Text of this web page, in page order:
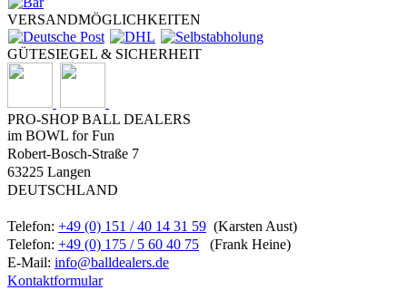
VERSANDMÖGLICHKEITEN
GÜTESIEGEL & SICHERHEIT
PRO-SHOP BALL DEALERS
im BOWL for Fun
Robert-Bosch-Straße 7
63225 Langen
DEUTSCHLAND
Telefon: +49 (0) 151 / 40 14 31 59 (Karsten Aust)
Telefon: +49 (0) 175 / 5 60 40 75 (Frank Heine)
E-Mail: info@balldealers.de
Kontaktformular